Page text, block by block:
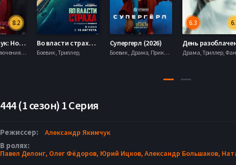
8.2
Человек-паук: Новый день (2026)
Боевик , Приключения, Фантастика, Фэнтези,
Во власти страха (2026)
Боевик , Триллер,
Супергерл (2026)
Боевик , Драма, Приключения, Фантастика,
6.3
444 (1 сезон) 1 Серия
Режиссер: Александр Якимчук
В ролях:
Павел Делонг, Олег Фёдоров, Юрий Ицков, Александр Большаков,